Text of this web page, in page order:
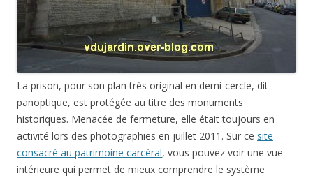
La prison, pour son plan très original en demi-cercle, dit
panoptique, est protégée au titre des monuments
historiques. Menacée de fermeture, elle était toujours en
activité lors des photographies en juillet 2011. Sur ce site
consacré au patrimoine carcéral, vous pouvez voir une vue
intérieure qui permet de mieux comprendre le système